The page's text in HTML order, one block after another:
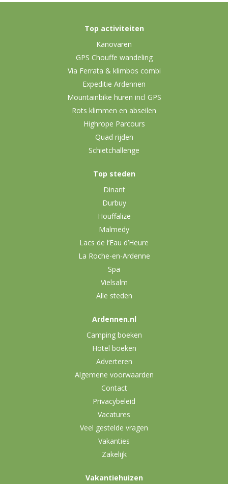
Top activiteiten
Kanovaren
GPS Chouffe wandeling
Via Ferrata & klimbos combi
Expeditie Ardennen
Mountainbike huren incl GPS
Rots klimmen en abseilen
Highrope Parcours
Quad rijden
Schietchallenge
Top steden
Dinant
Durbuy
Houffalize
Malmedy
Lacs de l’Eau d’Heure
La Roche-en-Ardenne
Spa
Vielsalm
Alle steden
Ardennen.nl
Camping boeken
Hotel boeken
Adverteren
Algemene voorwaarden
Contact
Privacybeleid
Vacatures
Veel gestelde vragen
Vakanties
Zakelijk
Vakantiehuizen